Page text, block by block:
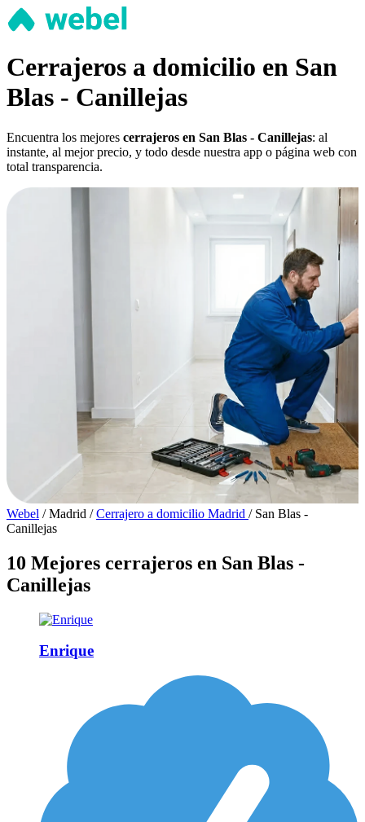
Cerrajeros a domicilio en San
Blas - Canillejas
Encuentra los mejores cerrajeros en San Blas - Canillejas: al
instante, al mejor precio, y todo desde nuestra app o página web con
total transparencia.
Webel / Madrid / Cerrajero a domicilio Madrid / San Blas -
Canillejas
10 Mejores cerrajeros en San Blas -
Canillejas
Enrique